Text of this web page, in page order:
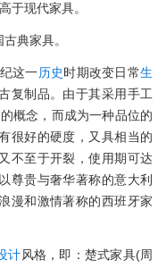
于现代家具。
典家具。
这一历史时期改变日常生
复制品。由于其采用手工
概念，而成为一种品位的
很好的硬度，又具相当的
不至于开裂，使用期可达
尊贵与奢华著称的意大利
漫和激情著称的西班牙家
计风格，即：楚式家具(周